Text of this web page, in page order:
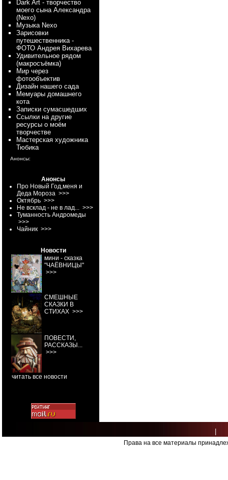
Dark Art - творчество
моего сына Александра
(Nexo)
Myзыка Nexo
Зарисовки
путешественника -
ФОТО Андрея Вихарева
Удивительное рядом
(макросъёмка)
Мир через
фотообъектив
Дизайн нашего сада
Мемуары домашнего
кота
Записки сумасшедших
Ссылки на другие
ресурсы о моём
творчестве
Мастерская художника
Тюбика
Анонсы:
Анонсы
Про Новый Год,меня и
Деда Мороза >>>
Октябрь >>>
Не всклад - не в лад... >>>
Туманность Андромеды
>>>
Чайник >>>
Новости
мини - сказка
"ЧАЁВНИЦЫ"
>>>
СМЕШНЫЕ
СКАЗКИ В
СТИХАХ >>>
ПОВЕСТИ,
РАССКАЗЫ...
>>>
читать все новости
Права на все материалы